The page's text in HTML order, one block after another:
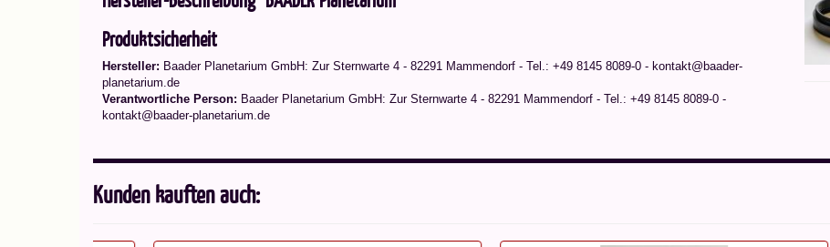
Produktsicherheit
Hersteller: Baader Planetarium GmbH: Zur Sternwarte 4 - 82291 Mammendorf - Tel.: +49 8145 8089-0 - kontakt@baader-
planetarium.de
Verantwortliche Person: Baader Planetarium GmbH: Zur Sternwarte 4 - 82291 Mammendorf - Tel.: +49 8145 8089-0 -
kontakt@baader-planetarium.de
Kunden kauften auch: